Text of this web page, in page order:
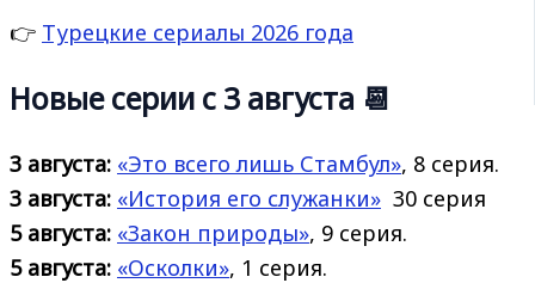
👉 Турецкие сериалы 2026 года
Новые серии с 3 августа 📆
3 августа: «Это всего лишь Стамбул», 8 серия.
3 августа: «История его служанки» 30 серия
5 августа: «Закон природы», 9 серия.
5 августа: «Осколки», 1 серия.